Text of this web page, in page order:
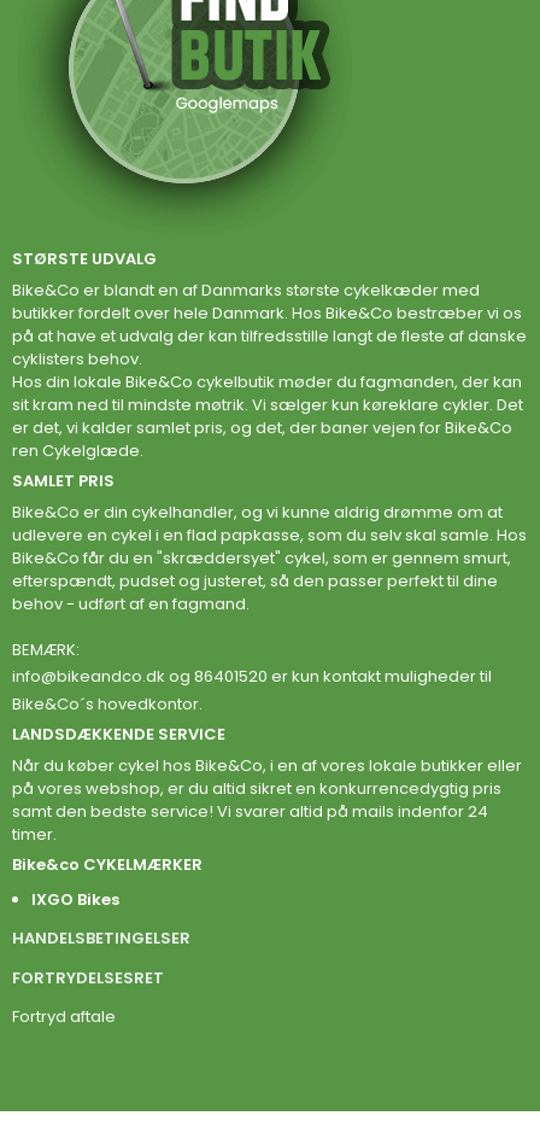
STØRSTE UDVALG
Bike&Co er blandt en af Danmarks største cykelkæder med
butikker fordelt over hele Danmark. Hos Bike&Co bestræber vi os
på at have et udvalg der kan tilfredsstille langt de fleste af danske
cyklisters behov.
Hos din lokale Bike&Co cykelbutik møder du fagmanden, der kan
sit kram ned til mindste møtrik. Vi sælger kun køreklare cykler. Det
er det, vi kalder samlet pris, og det, der baner vejen for Bike&Co
ren Cykelglæde.
SAMLET PRIS
Bike&Co er din cykelhandler, og vi kunne aldrig drømme om at
udlevere en cykel i en flad papkasse, som du selv skal samle. Hos
Bike&Co får du en "skræddersyet" cykel, som er gennem smurt,
efterspændt, pudset og justeret, så den passer perfekt til dine
behov - udført af en fagmand.
BEMÆRK:
info@bikeandco.dk og 86401520 er kun kontakt muligheder til
Bike&Co´s hovedkontor.
LANDSDÆKKENDE SERVICE
Når du køber cykel hos Bike&Co, i en af vores lokale butikker eller
på vores webshop, er du altid sikret en konkurrencedygtig pris
samt den bedste service! Vi svarer altid på mails indenfor 24
timer.
Bike&co CYKELMÆRKER
IXGO Bikes
HANDELSBETINGELSER
FORTRYDELSESRET
Fortryd aftale